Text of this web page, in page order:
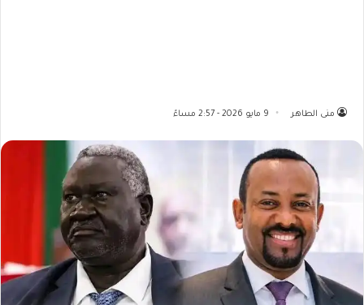
منى الطاهر 9 مايو 2026 - 2:57 مساءً